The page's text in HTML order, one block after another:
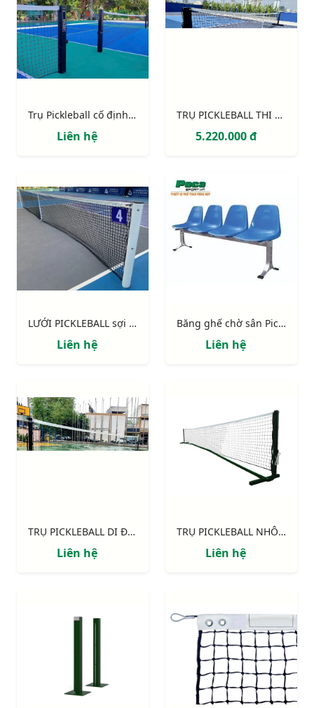
Trụ Pickleball cố định chôn nòng
Liên hệ
TRỤ PICKLEBALL THI ĐẤU DI ĐỘNG (có bánh xe)
5.220.000 đ
LƯỚI PICKLEBALL sợi 3mm không gút cao cấp
Liên hệ
Băng ghế chờ sân Pickleball
Liên hệ
TRỤ PICKLEBALL DI ĐỘNG 303701-P
Liên hệ
TRỤ PICKLEBALL NHÔM di động
Liên hệ